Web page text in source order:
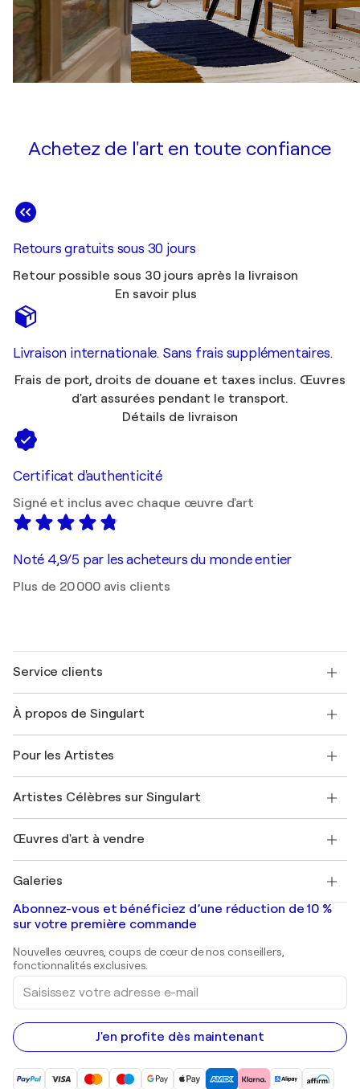
Achetez de l'art en toute confiance
Retours gratuits sous 30 jours
Retour possible sous 30 jours après la livraison
En savoir plus
Livraison internationale. Sans frais supplémentaires.
Frais de port, droits de douane et taxes inclus. Œuvres
d'art assurées pendant le transport.
Détails de livraison
Certificat d'authenticité
Signé et inclus avec chaque œuvre d'art
Noté 4,9/5 par les acheteurs du monde entier
Plus de 20 000 avis clients
Service clients
Expédition
Offrir une carte cadeau
Rejoignez notre programme commercial
Mon compte
+33 1 76 44 06 42
À propos de Singulart
FAQ
Magazine Singulart
Emplois
Découvrez une sélection d'art original
Pour les Artistes
Se connecter en tant qu'Artiste
Artistes Célèbres sur Singulart
Marc Chagall
Banksy
Mr. Brainwash
Shepard Fairey
Œuvres d'art à vendre
Tableaux abstraits à vendre
Peintures de paysage
Estampes
Peintures acryliques
Galeries
Galeries d'art en France
Galeries d'art en Belgique
Abonnez-vous et bénéficiez d’une réduction de 10 %
sur votre première commande
Nouvelles œuvres, coups de cœur de nos conseillers,
fonctionnalités exclusives.
Saisissez
votre
adresse
e-
mail
J'en profite dès maintenant